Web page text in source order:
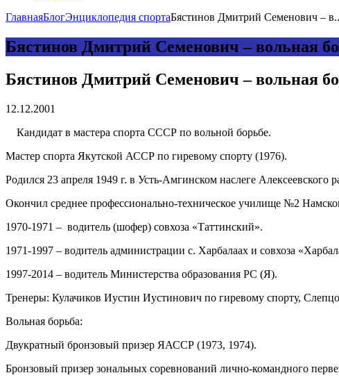
ГлавнаяБлогЭнциклопедия спортаБястинов Дмитрий Семенович –
Бястинов Дмитрий Семенович – вольная
Бястинов Дмитрий Семенович – вольная
12.12.2001
Кандидат в мастера спорта СССР по вольной борьбе.
Мастер спорта Якутской АССР по гиревому спорту (1976).
Родился 23 апреля 1949 г. в Усть-Амгинском наслеге
Окончил среднее профессионально-техническое училище №2
1970-1971 – водитель (шофер) совхоза «Таттинский».
1971-1997 – водитель администрации с. Харбалаах и совхоза
1997-2014 – водитель Министерства образования РС (Я).
Тренеры: Кулачиков Иустин Иустинович по гиревому спорту,
Вольная борьба:
Двукратный бронзовый призер ЯАССР (1973, 1974).
Бронзовый призер зональных соревнований лично-командного